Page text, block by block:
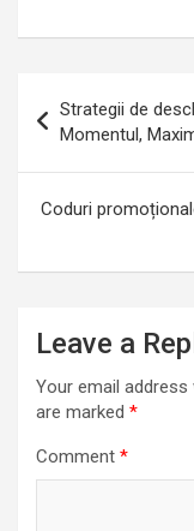
navigation
Strategii de
Momentul,
Coduri
Leave a
Your email address
are marked *
Comment *